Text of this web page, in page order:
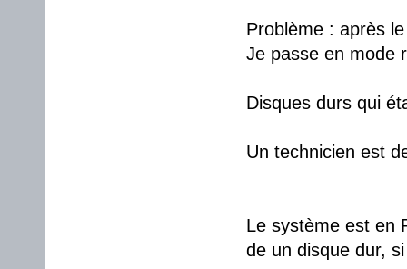
Problème : après
Je passe en mode
Disques durs qui
Un technicien est
Le système est en
de un disque dur,